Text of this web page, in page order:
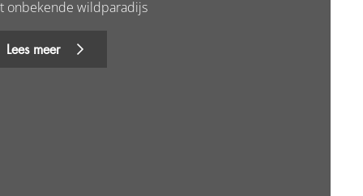
onbekende wildparadijs
Lees meer